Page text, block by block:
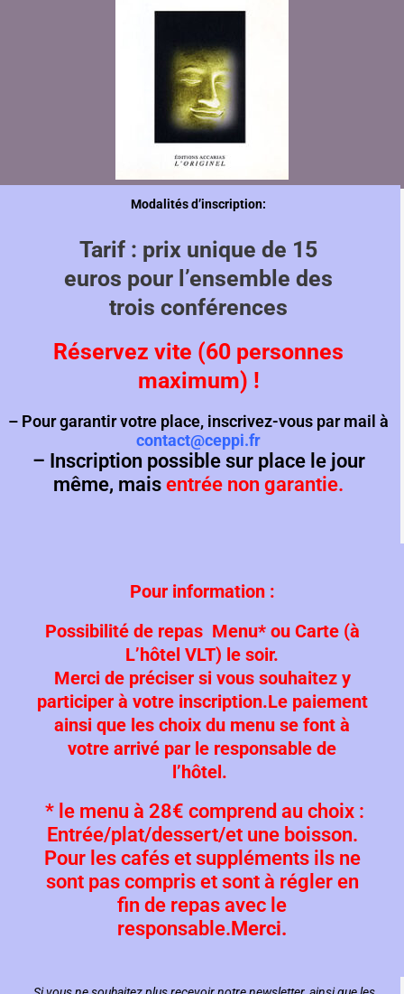
Modalités d’inscription:
Tarif : prix unique de 15
euros pour l’ensemble des
trois conférences
Réservez vite (60 personnes
maximum) !
– Pour garantir votre place, inscrivez-vous par mail à
contact@ceppi.fr
– Inscription possible sur place le jour
même, mais entrée non garantie.
Pour information :
Possibilité de repas Menu* ou Carte (à
L’hôtel VLT) le soir.
Merci de préciser si vous souhaitez y
participer à votre inscription.Le paiement
ainsi que les choix du menu se font à
votre arrivé par le responsable de
l’hôtel.
* le menu à 28€ comprend au choix :
Entrée/plat/dessert/et une boisson.
Pour les cafés et suppléments ils ne
sont pas compris et sont à régler en
fin de repas avec le
responsable.Merci.